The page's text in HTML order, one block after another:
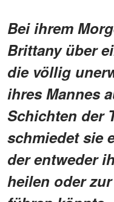
Bei ihrem
Brittany über
die völlig
ihres Mannes
Schichten der
schmiedet sie
der entweder
heilen oder